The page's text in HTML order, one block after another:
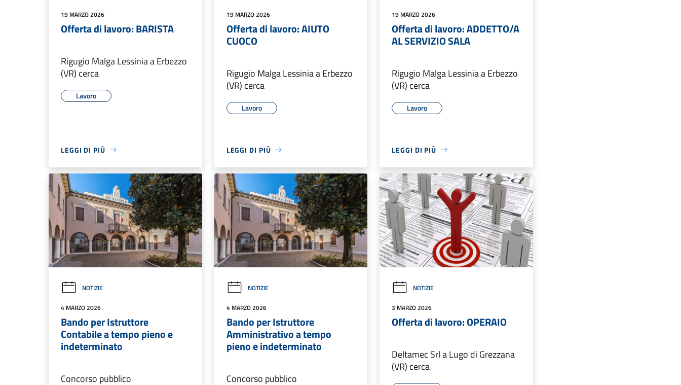
19 MARZO 2026
Offerta di lavoro: BARISTA
Rigugio Malga Lessinia a Erbezzo
(VR) cerca
Lavoro
LEGGI DI PIÙ
19 MARZO 2026
Offerta di lavoro: AIUTO
CUOCO
Rigugio Malga Lessinia a Erbezzo
(VR) cerca
Lavoro
LEGGI DI PIÙ
19 MARZO 2026
Offerta di lavoro: ADDETTO/A
AL SERVIZIO SALA
Rigugio Malga Lessinia a Erbezzo
(VR) cerca
Lavoro
LEGGI DI PIÙ
NOTIZIE
4 MARZO 2026
Bando per Istruttore
Contabile a tempo pieno e
indeterminato
Concorso pubblico
NOTIZIE
4 MARZO 2026
Bando per Istruttore
Amministrativo a tempo
pieno e indeterminato
Concorso pubblico
NOTIZIE
3 MARZO 2026
Offerta di lavoro: OPERAIO
Deltamec Srl a Lugo di Grezzana
(VR) cerca